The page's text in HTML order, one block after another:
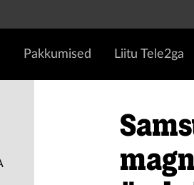
Pakkumised Liitu Tele2ga